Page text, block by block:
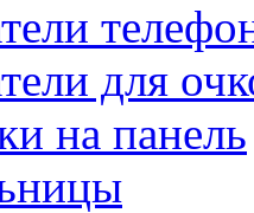
для
на панель